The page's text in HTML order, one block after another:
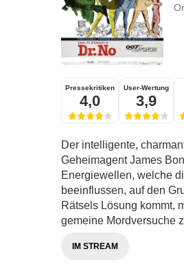
Pressekritiken
4,0
User-Wertung
3,9
Der intelligente,
Geheimagent James
Energiewellen, welche
beeinflussen, auf den
Rätsels Lösung kommt,
gemeine Mordversuche
IM STREAM